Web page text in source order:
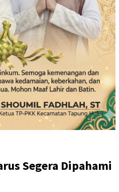
Segera Dipahami